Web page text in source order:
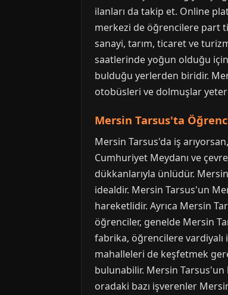
ilanları da takip et. Online
merkezi de öğrencilere part
sanayi, tarım, ticaret ve
saatlerinde yoğun olduğu için
bulduğu yerlerden biridir.
otobüsleri ve dolmuşlar
Mersin Tarsus'ta
Mersin Tarsus'da iş
Cumhuriyet Meydanı ve
dükkanlarıyla ünlüdür.
idealdir. Mersin Tarsus'un
hareketlidir. Ayrıca Mersin
öğrenciler, genelde Mersin
fabrika, öğrencilere vardiyalı
mahalleleri de keşfetmek
bulunabilir. Mersin
oradaki bazı işverenler